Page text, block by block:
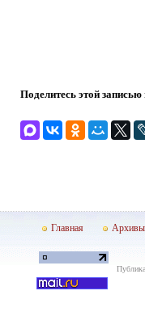
Поделитесь этой
Главная Архивы